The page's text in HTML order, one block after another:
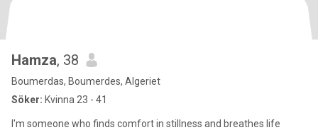
Hamza, 38
Boumerdas, Boumerdes, Algeriet
Söker: Kvinna 23 - 41
I'm someone who finds comfort in stillness and breathes life